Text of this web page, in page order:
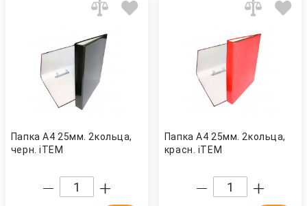
Папка А4 25мм. 2кольца,
черн. iTEM
Папка А4 25мм. 2кольца,
красн. iTEM